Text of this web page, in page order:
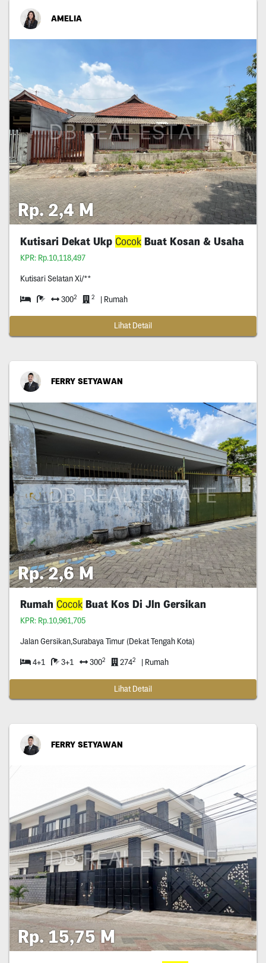
AMELIA
Rp. 2,4 M
Kutisari Dekat Ukp CocokBuat Kosan & Usaha
KPR: Rp.10,118,497
Kutisari Selatan Xi/**
3002 2 | Rumah
Lihat Detail
FERRY SETYAWAN
Rp. 2,6 M
Rumah CocokBuat Kos Di Jln Gersikan
KPR: Rp.10,961,705
Jalan Gersikan,Surabaya Timur (Dekat Tengah Kota)
4+1 3+1 3002 2742 | Rumah
Lihat Detail
FERRY SETYAWAN
Rp. 15,75 M